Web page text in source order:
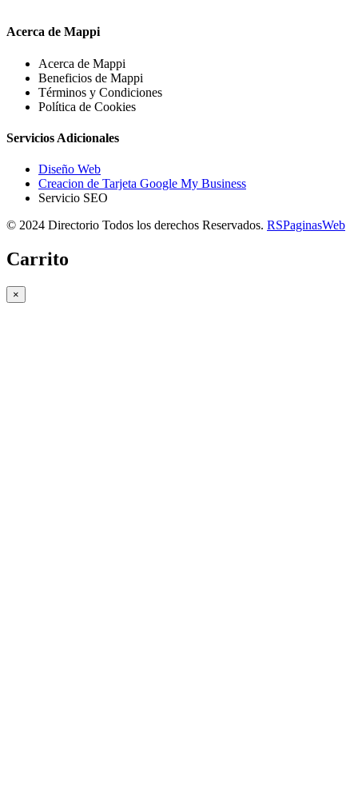
Acerca de Mappi
Acerca de Mappi
Beneficios de Mappi
Términos y Condiciones
Política de Cookies
Servicios Adicionales
Diseño Web
Creacion de Tarjeta Google My Business
Servicio SEO
© 2024 Directorio Todos los derechos Reservados. RSPaginasWeb
Carrito
×